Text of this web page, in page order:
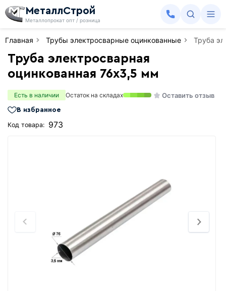
МеталлСтрой
Металлопрокат опт / розница
Главная Трубы электросварные оцинкованные Труба
Труба электросварная
оцинкованная 76х3,5 мм
Есть в наличии Остаток на складах Оставить отзыв
В избранное
Код товара: 973